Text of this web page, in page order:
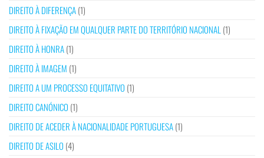
DIREITO À DIFERENÇA(1)
DIREITO À FIXAÇÃO EM QUALQUER PARTE DO TERRITÓRIO NACIONAL (1)
DIREITO À HONRA(1)
DIREITO À IMAGEM (1)
DIREITO A UM PROCESSO EQUITATIVO (1)
DIREITO CANÓNICO (1)
DIREITO DE ACEDER À NACIONALIDADE PORTUGUESA(1)
DIREITO DE ASILO (4)